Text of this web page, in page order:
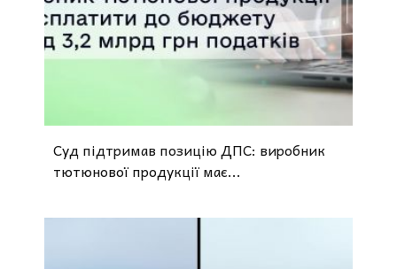
Суд підтримав позицію ДПС: виробник
тютюнової продукції має...